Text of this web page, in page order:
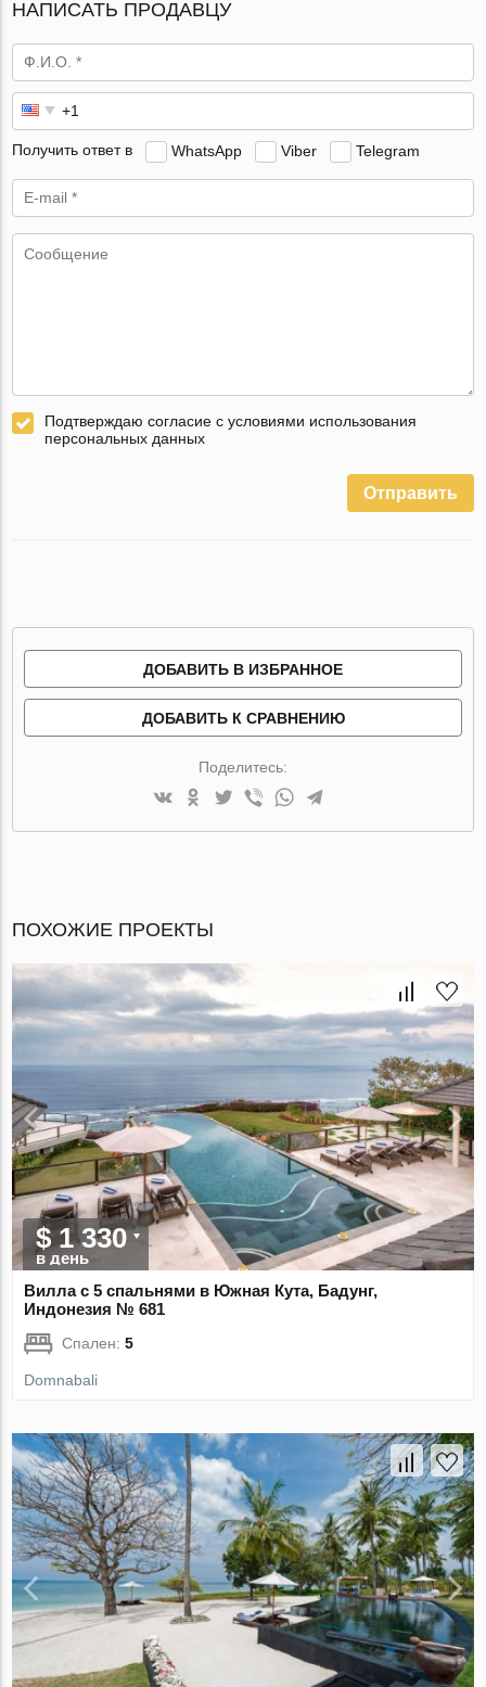
НАПИСАТЬ ПРОДАВЦУ
Получить ответ в WhatsApp Viber Telegram
Подтверждаю согласие с условиями использования
персональных данных
Отправить
ДОБАВИТЬ В ИЗБРАННОЕ
ДОБАВИТЬ К СРАВНЕНИЮ
Поделитесь:
ПОХОЖИЕ ПРОЕКТЫ
$ 1 330
в день
Вилла с 5 спальнями в Южная Кута, Бадунг,
Индонезия № 681
Спален:5
Domnabali